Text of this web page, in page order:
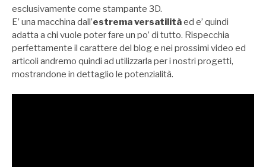
esclusivamente come stampante 3D.
E’ una macchina dall’estrema versatilitàed e’ quindi
adatta a chi vuole poter fare un po’ di tutto. Rispecchia
perfettamente il carattere del blog e nei prossimi video ed
articoli andremo quindi ad utilizzarla per i nostri progetti,
mostrandone in dettaglio le potenzialità.